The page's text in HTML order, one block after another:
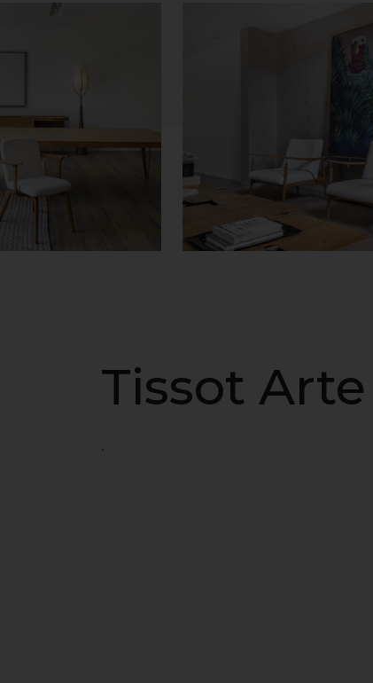
Tissot
.